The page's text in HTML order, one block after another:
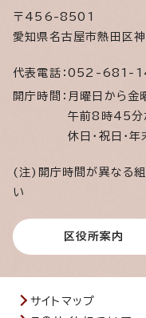
〒456-8501
愛知県名古屋市熱田区
代表電話： 052-681-
開庁時間： 月曜日から金
午前8時45分
休日・祝日・
(注)開庁時間が異なる組
い
区役所案内
サイトマップ